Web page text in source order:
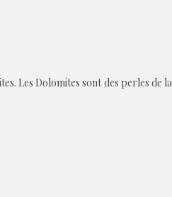
Les Dolomites sont des perles de la